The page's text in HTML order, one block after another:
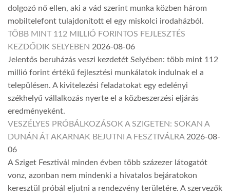
dolgozó nő ellen, aki a vád szerint munka közben három
mobiltelefont tulajdonított el egy miskolci irodaházból.
TÖBB MINT 112 MILLIÓ FORINTOS FEJLESZTÉS
KEZDŐDIK SELYEBEN 2026-08-06
Jelentős beruházás veszi kezdetét Selyében: több mint 112
millió forint értékű fejlesztési munkálatok indulnak el a
településen. A kivitelezési feladatokat egy edelényi
székhelyű vállalkozás nyerte el a közbeszerzési eljárás
eredményeként.
VESZÉLYES PRÓBÁLKOZÁSOK A SZIGETEN: SOKAN A
DUNÁN ÁT AKARNAK BEJUTNI A FESZTIVÁLRA 2026-08-
06
A Sziget Fesztivál minden évben több százezer látogatót
vonz, azonban nem mindenki a hivatalos bejáratokon
keresztül próbál eljutni a rendezvény területére. A szervezők